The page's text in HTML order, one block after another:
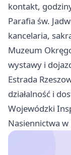
kontakt,
Parafia św.
kancelaria,
Muzeum
wystawy i
Estrada
działalność i
Wojewódzki
Nasiennictwa w